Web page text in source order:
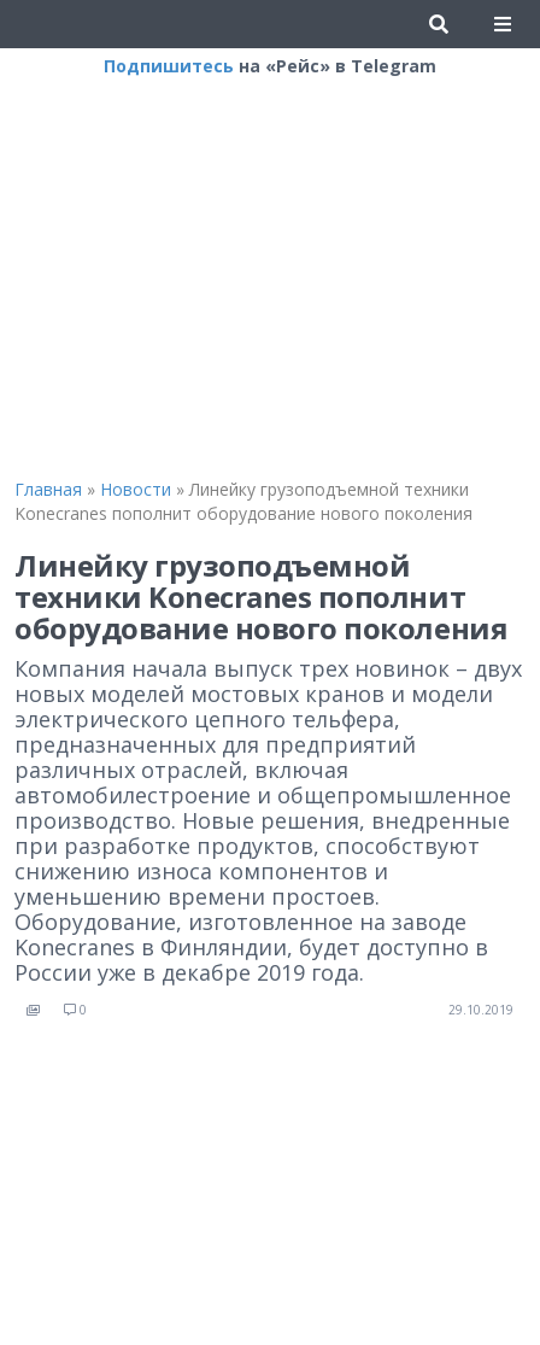
Подпишитесь на «Рейс» в Telegram
Главная » Новости »Линейку грузоподъемной техники
Konecranes пополнит оборудование нового поколения
Линейку грузоподъемной
техники Konecranes пополнит
оборудование нового поколения
Компания начала выпуск трех новинок – двух
новых моделей мостовых кранов и модели
электрического цепного тельфера,
предназначенных для предприятий
различных отраслей, включая
автомобилестроение и общепромышленное
производство. Новые решения, внедренные
при разработке продуктов, способствуют
снижению износа компонентов и
уменьшению времени простоев.
Оборудование, изготовленное на заводе
Konecranes в Финляндии, будет доступно в
России уже в декабре 2019 года.
0 29.10.2019